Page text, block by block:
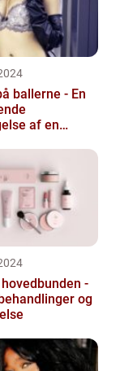
ballerne - En
af en
-
og